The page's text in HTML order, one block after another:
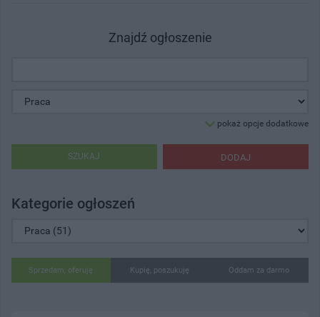
Znajdź ogłoszenie
pokaż opcje dodatkowe
DODAJ
SZUKAJ
Kategorie ogłoszeń
Sprzedam, oferuję Kupię, poszukuję Oddam za darmo